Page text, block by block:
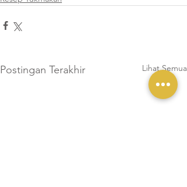
Postingan Terakhir Lihat Semua